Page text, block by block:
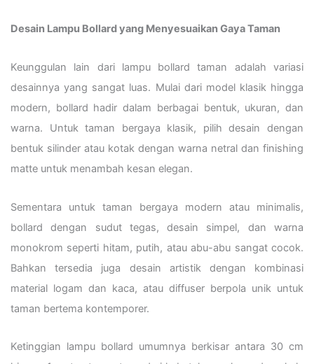
Desain Lampu Bollard yang Menyesuaikan Gaya Taman
Keunggulan lain dari lampu bollard taman adalah variasi
desainnya yang sangat luas. Mulai dari model klasik hingga
modern, bollard hadir dalam berbagai bentuk, ukuran, dan
warna. Untuk taman bergaya klasik, pilih desain dengan
bentuk silinder atau kotak dengan warna netral dan finishing
matte untuk menambah kesan elegan.
Sementara untuk taman bergaya modern atau minimalis,
bollard dengan sudut tegas, desain simpel, dan warna
monokrom seperti hitam, putih, atau abu-abu sangat cocok.
Bahkan tersedia juga desain artistik dengan kombinasi
material logam dan kaca, atau diffuser berpola unik untuk
taman bertema kontemporer.
Ketinggian lampu bollard umumnya berkisar antara 30 cm